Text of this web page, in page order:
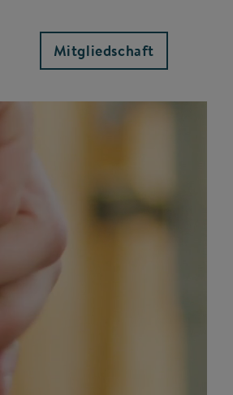
Mitgliedschaft